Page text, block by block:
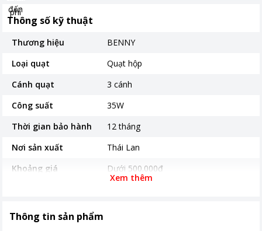
Thông số kỹ thuật
Thương hiệu
BENNY
Loại quạt
Quạt hộp
Cánh quạt
3 cánh
Công suất
35W
Thời gian bảo hành
12 tháng
Nơi sản xuất
Thái Lan
Khoảng giá
Dưới 500.000đ
Xem thêm
Thông tin sản phẩm